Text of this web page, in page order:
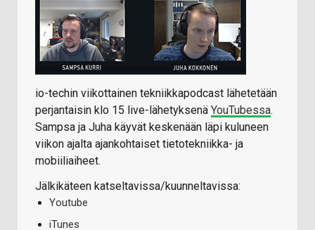
io-techin viikottainen tekniikkapodcast lähetetään
perjantaisin klo 15 live-lähetyksenä YouTubessa.
Sampsa ja Juha käyvät keskenään läpi kuluneen
viikon ajalta ajankohtaiset tietotekniikka- ja
mobiiliaiheet.
Jälkikäteen katseltavissa/kuunneltavissa:
Youtube
iTunes